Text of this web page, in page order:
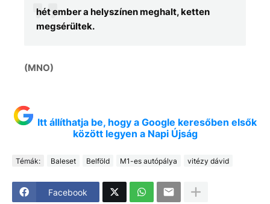
hét ember a helyszínen meghalt, ketten
megsérültek.
(MNO)
Itt állíthatja be, hogy a Google keresőben elsők
között legyen a Napi Újság
Témák: Baleset Belföld M1-es autópálya vitézy dávid
Facebook